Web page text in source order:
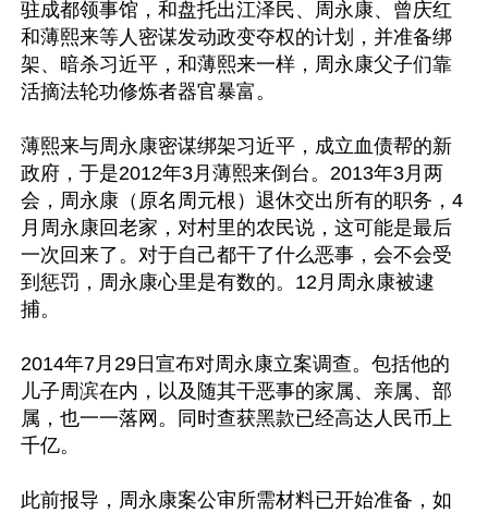
驻成都领事馆，和盘托出江泽民、周永康、曾庆红
和薄熙来等人密谋发动政变夺权的计划，并准备绑
架、暗杀习近平，和薄熙来一样，周永康父子们靠
活摘法轮功修炼者器官暴富。
薄熙来与周永康密谋绑架习近平，成立血债帮的新
政府，于是2012年3月薄熙来倒台。2013年3月两
会，周永康（原名周元根）退休交出所有的职务，4
月周永康回老家，对村里的农民说，这可能是最后
一次回来了。对于自己都干了什么恶事，会不会受
到惩罚，周永康心里是有数的。12月周永康被逮
捕。
2014年7月29日宣布对周永康立案调查。包括他的
儿子周滨在内，以及随其干恶事的家属、亲属、部
属，也一一落网。同时查获黑款已经高达人民币上
千亿。
此前报导，周永康案公审所需材料已开始准备，如